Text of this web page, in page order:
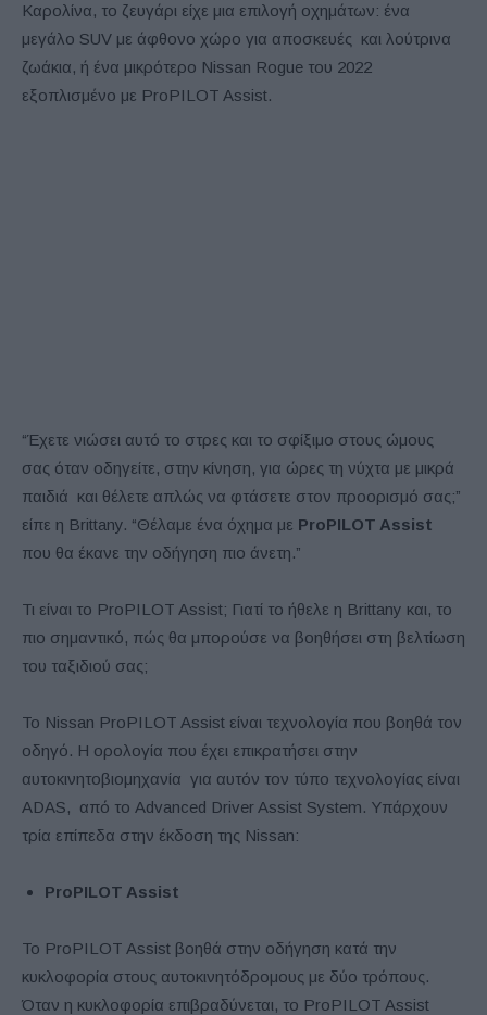
Καρολίνα, το ζευγάρι είχε μια επιλογή οχημάτων: ένα
μεγάλο SUV με άφθονο χώρο για αποσκευές και λούτρινα
ζωάκια, ή ένα μικρότερο Nissan Rogue του 2022
εξοπλισμένο με ProPILOT Assist.
“Έχετε νιώσει αυτό το στρες και το σφίξιμο στους ώμους
σας όταν οδηγείτε, στην κίνηση, για ώρες τη νύχτα με μικρά
παιδιά και θέλετε απλώς να φτάσετε στον προορισμό σας;”
είπε η Brittany. “Θέλαμε ένα όχημα με ProPILOT Assist
που θα έκανε την οδήγηση πιο άνετη.”
Τι είναι το ProPILOT Assist; Γιατί το ήθελε η Brittany και, το
πιο σημαντικό, πώς θα μπορούσε να βοηθήσει στη βελτίωση
του ταξιδιού σας;
Το Nissan ProPILOT Assist είναι τεχνολογία που βοηθά τον
οδηγό. H ορολογία που έχει επικρατήσει στην
αυτοκινητοβιομηχανία για αυτόν τον τύπο τεχνολογίας είναι
ADAS, από το Advanced Driver Assist System. Υπάρχουν
τρία επίπεδα στην έκδοση της Nissan:
ProPILOT Assist
Το ProPILOT Assist βοηθά στην οδήγηση κατά την
κυκλοφορία στους αυτοκινητόδρομους με δύο τρόπους.
Όταν η κυκλοφορία επιβραδύνεται, το ProPILOT Assist